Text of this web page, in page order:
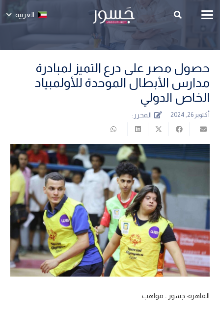
العربية
حصول مصر على درع التميز لمبادرة
مدارس الأبطال الموحدة للأولمبياد
الخاص الدولي
أكتوبر 26, 2024 المحرر:
القاهرة: جسور ـ مواهب